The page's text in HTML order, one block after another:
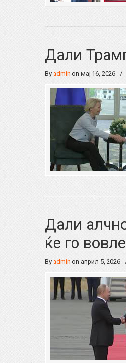
Дали
By admin on мај 16, 2026 /
Дали
ќе го
By admin on април 5, 2026